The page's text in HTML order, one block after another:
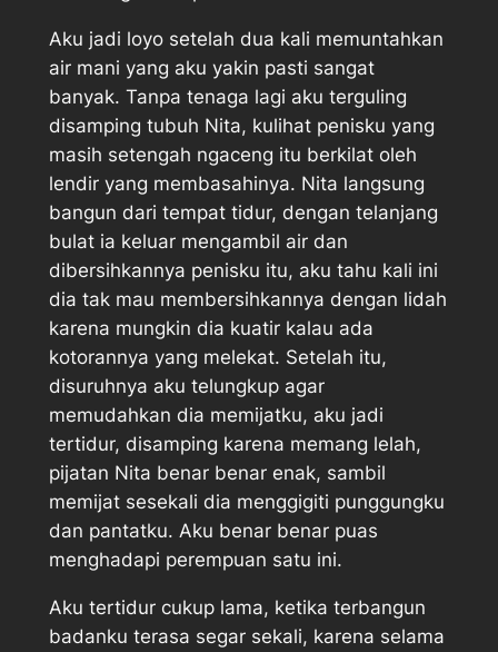
Aku jadi loyo setelah dua kali memuntahkan
air mani yang aku yakin pasti sangat
banyak. Tanpa tenaga lagi aku terguling
disamping tubuh Nita, kulihat penisku yang
masih setengah ngaceng itu berkilat oleh
lendir yang membasahinya. Nita langsung
bangun dari tempat tidur, dengan telanjang
bulat ia keluar mengambil air dan
dibersihkannya penisku itu, aku tahu kali ini
dia tak mau membersihkannya dengan lidah
karena mungkin dia kuatir kalau ada
kotorannya yang melekat. Setelah itu,
disuruhnya aku telungkup agar
memudahkan dia memijatku, aku jadi
tertidur, disamping karena memang lelah,
pijatan Nita benar benar enak, sambil
memijat sesekali dia menggigiti punggungku
dan pantatku. Aku benar benar puas
menghadapi perempuan satu ini.
Aku tertidur cukup lama, ketika terbangun
badanku terasa segar sekali, karena selama